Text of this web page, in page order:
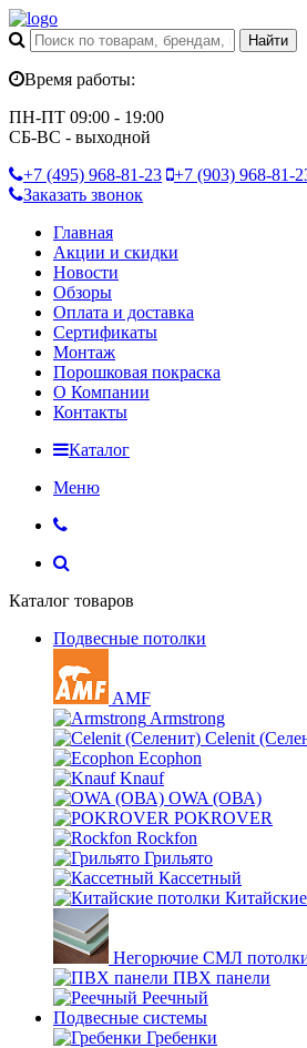
Время работы:
ПН-ПТ 09:00 - 19:00
СБ-ВС - выходной
+7 (495) 968-81-23 +7 (903) 968-81-
Заказать звонок
Главная
Акции и скидки
Новости
Обзоры
Оплата и доставка
Сертификаты
Монтаж
Порошковая покраска
О Компании
Контакты
Каталог
Меню
Каталог товаров
Подвесные потолки
AMF
Armstrong
Celenit
Ecophon
Knauf
OWA (ОВА)
POKROVER
Rockfon
Грильято
Кассетный
Негорючие СМЛ
ПВХ панели
Реечный
Подвесные системы
Гребенки